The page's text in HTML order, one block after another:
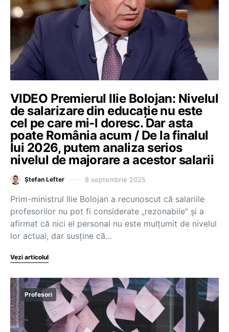
VIDEO Premierul Ilie Bolojan: Nivelul
de salarizare din educație nu este
cel pe care mi-l doresc. Dar asta
poate România acum / De la finalul
lui 2026, putem analiza serios
nivelul de majorare a acestor salarii
Ștefan Lefter 8 septembrie 2025
Prim-ministrul Ilie Bolojan a recunoscut că salariile
profesorilor nu pot fi considerate „rezonabile” și a
afirmat că nici el personal nu este mulțumit de nivelul
lor actual, dar susține că…
Vezi articolul
Profesori